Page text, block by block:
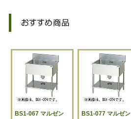
BS1-067 マルゼン
BS1-077 マルゼン